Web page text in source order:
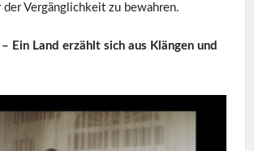
Vergänglichkeit zu bewahren.
Ein Land erzählt sich aus Klängen und